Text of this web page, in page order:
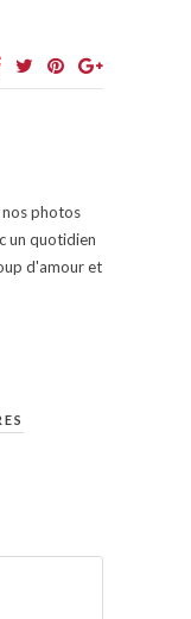
nos photos
un quotidien
d'amour et